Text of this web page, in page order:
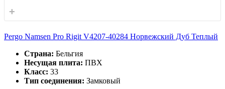
+
Pergo Namsen Pro Rigit V4207-40284 Норвежский Дуб Теплый
Страна: Бельгия
Несущая плита: ПВХ
Класс: 33
Тип соединения: Замковый